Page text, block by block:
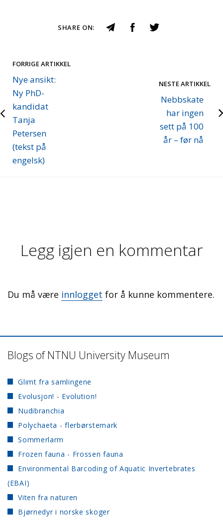
SHARE ON:
FORRIGE ARTIKKEL
Nye ansikt:
Ny PhD-
kandidat
Tanja
Petersen
(tekst på
engelsk)
NESTE ARTIKKEL
Nebbskate
har ingen
sett på 100
år – før nå
Legg igjen en kommentar
Du må være innlogget for å kunne kommentere.
Blogs of NTNU University Museum
Glimt fra samlingene
Evolusjon! - Evolution!
Nudibranchia
Polychaeta - flerbørstemark
Sommerlarm
Frozen fauna - Frossen fauna
Environmental Barcoding of Aquatic Invertebrates
(EBAI)
Viten fra naturen
Bjørnedyr i norske skoger